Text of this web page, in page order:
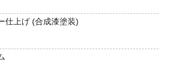
仕上げ (合成漆塗装)